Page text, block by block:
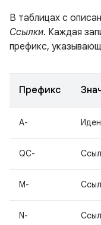
В таблицах с
Ссылки. Каждая
префикс,
Префикс
A-
QC-
M-
N-